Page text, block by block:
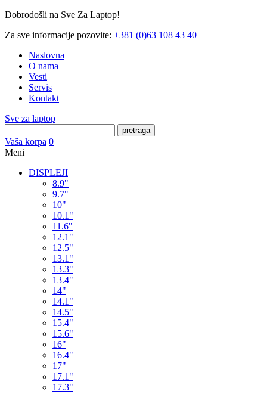
Dobrodošli na Sve Za Laptop!
Za sve informacije pozovite: +381 (0)63 108 43 40
Naslovna
O nama
Vesti
Servis
Kontakt
Sve za laptop
pretraga
Vaša korpa 0
Meni
DISPLEJI
8.9"
9.7"
10"
10.1"
11.6"
12.1"
12.5"
13.1"
13.3"
13.4"
14"
14.1"
14.5"
15.4"
15.6"
16"
16.4"
17"
17.1"
17.3"